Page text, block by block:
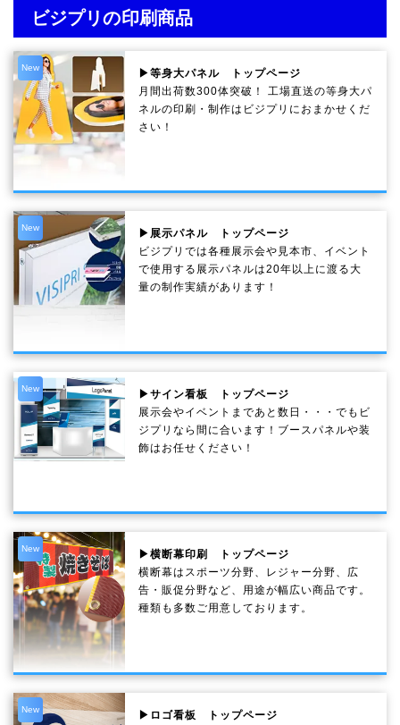
ビジプリの印刷商品
New
▶等身大パネル トップページ
月間出荷数300体突破！ 工場直送の等身大パ
ネルの印刷・制作は ビジプリ におまかせくだ
さい！
New
▶展示パネル トップページ
ビジプリでは各種展示会や見本市、イベント
で使用する展示パネルは20年以上に渡る大
量の制作実績があります！
New
▶サイン看板 トップページ
展示会やイベントまであと数日・・・でもビ
ジプリなら間に合います！ブースパネルや装
飾はお任せください！
New
▶横断幕印刷 トップページ
横断幕はスポーツ分野、レジャー分野、広
告・販促分野など、用途が幅広い商品です。
種類も多数ご用意しております。
New
▶ロゴ看板 トップページ